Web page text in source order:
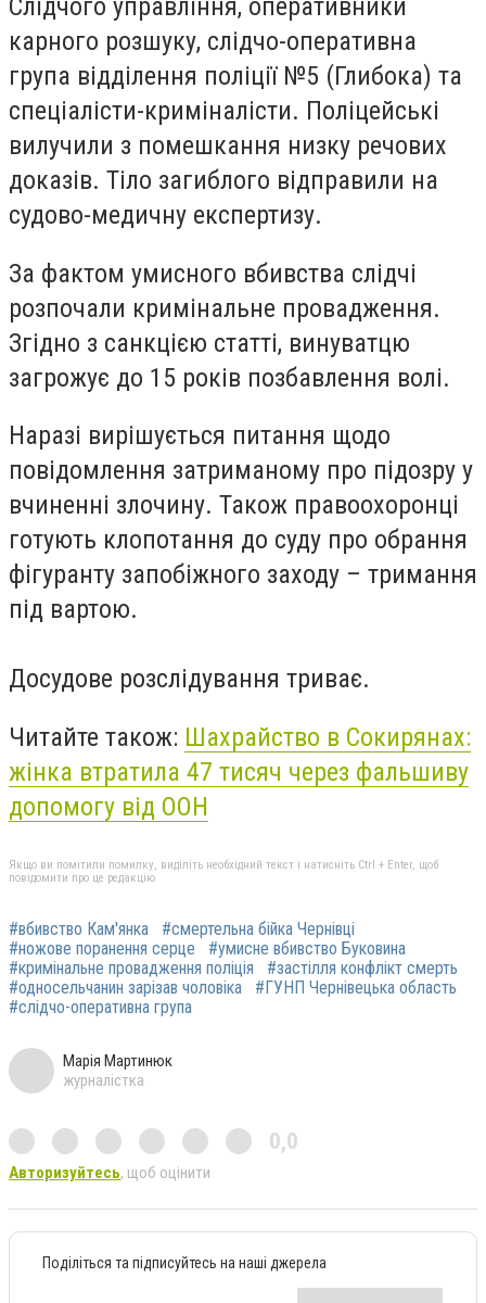
Слідчого управління, оперативники
карного розшуку, слідчо-оперативна
група відділення поліції №5 (Глибока) та
спеціалісти-криміналісти. Поліцейські
вилучили з помешкання низку речових
доказів. Тіло загиблого відправили на
судово-медичну експертизу.
За фактом умисного вбивства слідчі
розпочали кримінальне провадження.
Згідно з санкцією статті, винуватцю
загрожує до 15 років позбавлення волі.
Наразі вирішується питання щодо
повідомлення затриманому про підозру у
вчиненні злочину. Також правоохоронці
готують клопотання до суду про обрання
фігуранту запобіжного заходу – тримання
під вартою.
Досудове розслідування триває.
Читайте також: Шахрайство в Сокирянах:
жінка втратила 47 тисяч через фальшиву
допомогу від ООН
Якщо ви помітили помилку, виділіть необхідний текст і натисніть Ctrl + Enter, щоб
повідомити про це редакцію
#вбивство Кам'янка
#смертельна бійка Чернівці
#ножове поранення серце
#умисне вбивство Буковина
#кримінальне провадження поліція
#застілля конфлікт смерть
#односельчанин зарізав чоловіка
#ГУНП Чернівецька область
#слідчо-оперативна група
Марія Мартинюк
журналістка
0,0
Авторизуйтесь, щоб оцінити
Поділіться та підписуйтесь на наші джерела